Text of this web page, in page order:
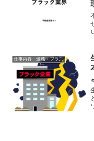
仕事内容・激務・ブラック度